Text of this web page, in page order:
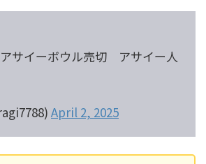
サイーボウル売切 アサイー人
April 2, 2025